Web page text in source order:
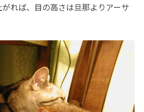
れば、目の高さは旦那よりアーサ